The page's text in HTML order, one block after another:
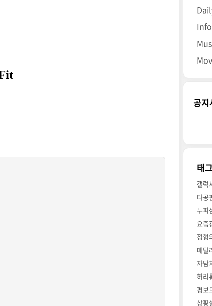
공
태
갤럭
타공
두피
요즘
정형
메탈
자담
허리
평보
상황